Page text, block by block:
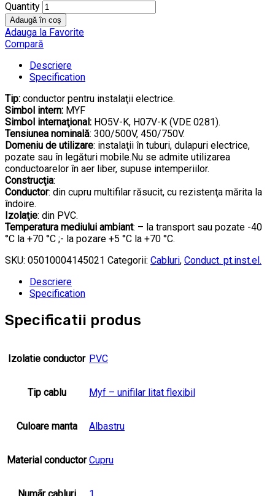
Quantity
Adaugă în coș
Adauga la Favorite
Compară
Descriere
Specification
Tip: conductor pentru instalaţii electrice.
Simbol intern: MYF
Simbol internaţional: HO5V-K, H07V-K (VDE 0281).
Tensiunea nominală: 300/500V, 450/750V.
Domeniu de utilizare: instalaţii în tuburi, dulapuri electrice,
pozate sau în legături mobile.Nu se admite utilizarea
conductoarelor în aer liber, supuse intemperiilor.
Construcţia:
Conductor: din cupru multifilar răsucit, cu rezistenţa mărita la
îndoire.
Izolaţie: din PVC.
Temperatura mediului ambiant: – la transport sau pozate -40
°C la +70 °C ;- la pozare +5 °C la +70 °C.
SKU: 05010004145021 Categorii: Cabluri, Conduct. pt.inst.el.
Descriere
Specification
Specificatii produs
Izolatie conductor PVC
Tip cablu Myf – unifilar litat flexibil
Culoare manta Albastru
Material conductor Cupru